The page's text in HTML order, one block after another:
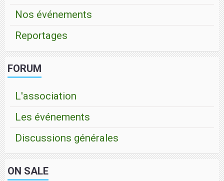
Nos événements
Reportages
FORUM
L'association
Les événements
Discussions générales
ON SALE